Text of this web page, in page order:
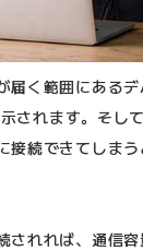
届く範囲にある
されます。そし
接続できてしま
されれば、通信